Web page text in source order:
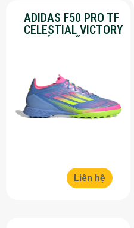
ADIDAS F50 PRO TF
CELESTIAL VICTORY
– CHÍNH HÃNG –
Liên hệ